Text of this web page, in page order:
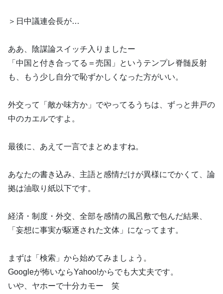
＞日中議連会長が…
ああ、陰謀論スイッチ入りましたー
「中国と付き合ってる＝売国」というテンプレ脊髄反射
も、もう少し自分で恥ずかしくなった方がいい。
外交って「敵か味方か」でやってるうちは、ずっと井戸の
中のカエルですよ。
最後に、あえて一言でまとめますね。
あなたの書き込み、主語と感情だけが異様にでかくて、論
拠は油取り紙以下です。
経済・制度・外交、全部を感情の風呂敷で包んだ結果、
「妄想に事実が駆逐された文体」になってます。
まずは「検索」から始めてみましょう。
Googleが怖いならYahoo!からでも大丈夫です。
いや、ヤホーで十分カモー 笑